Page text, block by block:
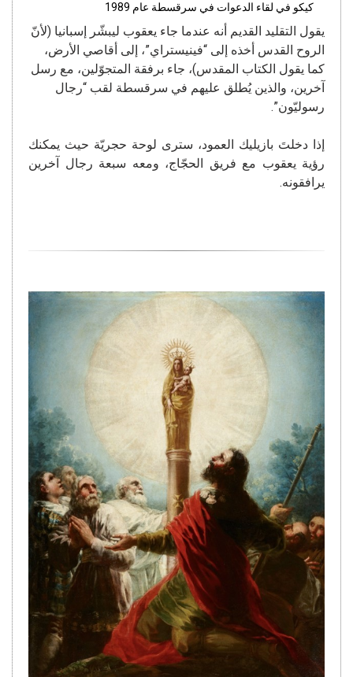
كيكو في لقاء الدعوات في سرقسطة عام 1989
يقول التقليد القديم أنه عندما جاء يعقوب ليبشّر إسبانيا (لأنّ
الروح القدس أخذه إلى “فينيستراي”، إلى أقاصي الأرض،
كما يقول الكتاب المقدس)، جاء برفقة المتجوّلين، مع رسل
آخرين، والذين يُطلق عليهم في سرقسطة لقب “رجال
رسوليّون”.
إذا دخلتَ بازيليك العمود، سترى لوحة حجريّة حيث يمكنك
رؤية يعقوب مع فريق الحجّاج، ومعه سبعة رجال آخرين
يرافقونه.